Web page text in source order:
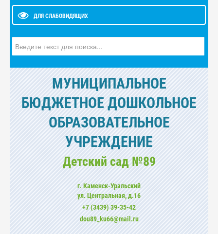
ДЛЯ СЛАБОВИДЯЩИХ
МУНИЦИПАЛЬНОЕ
БЮДЖЕТНОЕ ДОШКОЛЬНОЕ
ОБРАЗОВАТЕЛЬНОЕ
УЧРЕЖДЕНИЕ
Детский сад №89
г. Каменск-Уральский
ул. Центральная, д.16
+7 (3439) 39-35-42
dou89_ku66@mail.ru